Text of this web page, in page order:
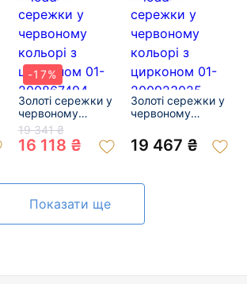
-17%
Золоті сережки у
червоному
кольорі з
цирконом 01-
200867494
19 341 ₴
16 118 ₴
Золоті сережки у
червоному
цирконом 01-
200923025
19 467 ₴
Показати ще